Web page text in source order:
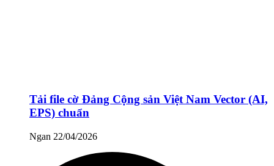
Tải file cờ Đảng Cộng sản Việt Nam Vector (AI,
EPS) chuẩn
Ngan 22/04/2026